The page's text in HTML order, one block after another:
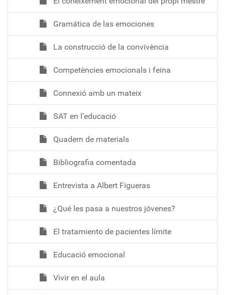
Gramática de las emociones
La construcció de la convivència
Competències emocionals i feina
Connexió amb un mateix
SAT en l'educació
Quadern de materials
Bibliografia comentada
Entrevista a Albert Figueras
¿Qué les pasa a nuestros jóvenes?
El tratamiento de pacientes límite
Educació emocional
Vivir en el aula